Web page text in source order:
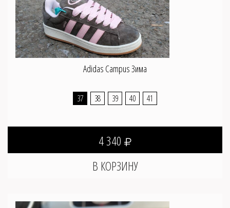
Adidas Campus Зима
37 38 39 40 41
4 340